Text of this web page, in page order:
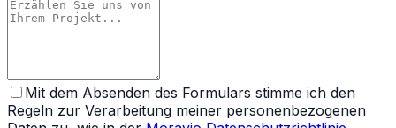
Mit dem Absenden des Formulars stimme ich den
Regeln zur Verarbeitung meiner personenbezogenen